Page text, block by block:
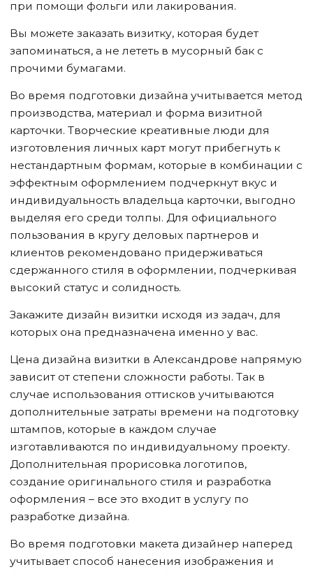
при помощи фольги или лакирования.
Вы можете заказать визитку, которая будет
запоминаться, а не лететь в мусорный бак с
прочими бумагами.
Во время подготовки дизайна учитывается метод
производства, материал и форма визитной
карточки. Творческие креативные люди для
изготовления личных карт могут прибегнуть к
нестандартным формам, которые в комбинации с
эффектным оформлением подчеркнут вкус и
индивидуальность владельца карточки, выгодно
выделяя его среди толпы. Для официального
пользования в кругу деловых партнеров и
клиентов рекомендовано придерживаться
сдержанного стиля в оформлении, подчеркивая
высокий статус и солидность.
Закажите дизайн визитки исходя из задач, для
которых она предназначена именно у вас.
Цена дизайна визитки в Александрове напрямую
зависит от степени сложности работы. Так в
случае использования оттисков учитываются
дополнительные затраты времени на подготовку
штампов, которые в каждом случае
изготавливаются по индивидуальному проекту.
Дополнительная прорисовка логотипов,
создание оригинального стиля и разработка
оформления – все это входит в услугу по
разработке дизайна.
Во время подготовки макета дизайнер наперед
учитывает способ нанесения изображения и